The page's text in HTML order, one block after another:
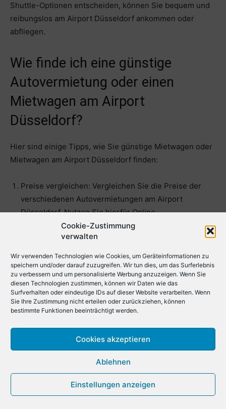
Cookie-Zustimmung
verwalten
Wir verwenden Technologien wie Cookies, um Geräteinformationen zu
speichern und/oder darauf zuzugreifen. Wir tun dies, um das Surferlebnis
zu verbessern und um personalisierte Werbung anzuzeigen. Wenn Sie
diesen Technologien zustimmen, können wir Daten wie das
Surfverhalten oder eindeutige IDs auf dieser Website verarbeiten. Wenn
Sie Ihre Zustimmung nicht erteilen oder zurückziehen, können
bestimmte Funktionen beeinträchtigt werden.
Cookies akzeptieren
Ablehnen
Einstellungen anzeigen
Shuttle-Optionen entscheiden, können Sie bequem und
reibungslos am Airport Düsseldorf ankommen oder
abfliegen.
Wie finde ich eine günstige
Autovermietung oder einen
Mietwagen am Airport
Düsseldorf?
Hier sind einige Tipps, wie Sie günstige Mietwagen oder
Mietwagen am Airport Düsseldorf finden:
Preise vergleichen: Vergleichen Sie die Preise der
verschiedenen Autovermietungen am Airport
Düsseldorf. Nutzen Sie hierfür Online-
Vergleichsplattformen und Mietwagenseiten wie
Check24, Rentalcars.com, Economybookings.com,
Discover Cars, Localrent.com, Getrentacar.com und
AutoEurope. Durch diese Plattformen haben Sie nicht
nur Zugriff auf Angebote von großen Vermietern wie
Hertz, Enterprise, Alamo, Avis, Buchbinder, Budget,
Dollar und Thrifty, sondern können sich auch sicher
sein, die besten verfügbaren Preise für Ihren
gewünschten Zeitraum zu finden.
Buchen Sie im Voraus: Buchen Sie Ihren Mietwagen
im Voraus, um bessere Preise und eine größere
Auswahl an verfügbaren Fahrzeugen zu erhalten.
Wenn Sie in der Hochsaison oder zu einem